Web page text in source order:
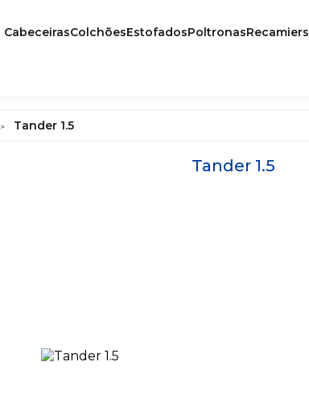
CabeceirasColchõesEstofadosPoltronasRecamiers
> Tander 1.5
Tander 1.5